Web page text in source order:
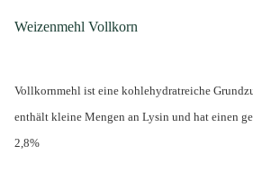
Weizenmehl Vollkorn
Vollkornmehl ist eine kohlehydratreiche
enthält kleine Mengen an Lysin und hat einen
2,8%